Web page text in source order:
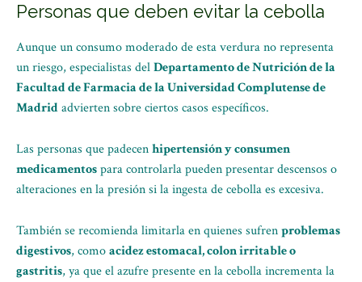
Personas que deben evitar la cebolla
Aunque un consumo moderado de esta verdura no representa
un riesgo, especialistas delDepartamento de Nutrición de la
Facultad de Farmacia de la Universidad Complutense de
Madridadvierten sobre ciertos casos específicos.
Las personas que padecenhipertensión y consumen
medicamentospara controlarla pueden presentar descensos o
alteraciones en la presión si la ingesta de cebolla es excesiva.
También se recomienda limitarla en quienes sufrenproblemas
digestivos, comoacidez estomacal, colon irritable o
gastritis, ya que el azufre presente en la cebolla incrementa la